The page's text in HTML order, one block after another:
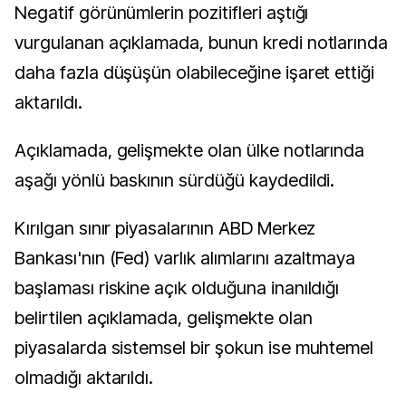
Negatif görünümlerin pozitifleri aştığı
vurgulanan açıklamada, bunun kredi notlarında
daha fazla düşüşün olabileceğine işaret ettiği
aktarıldı.
Açıklamada, gelişmekte olan ülke notlarında
aşağı yönlü baskının sürdüğü kaydedildi.
Kırılgan sınır piyasalarının ABD Merkez
Bankası'nın (Fed) varlık alımlarını azaltmaya
başlaması riskine açık olduğuna inanıldığı
belirtilen açıklamada, gelişmekte olan
piyasalarda sistemsel bir şokun ise muhtemel
olmadığı aktarıldı.